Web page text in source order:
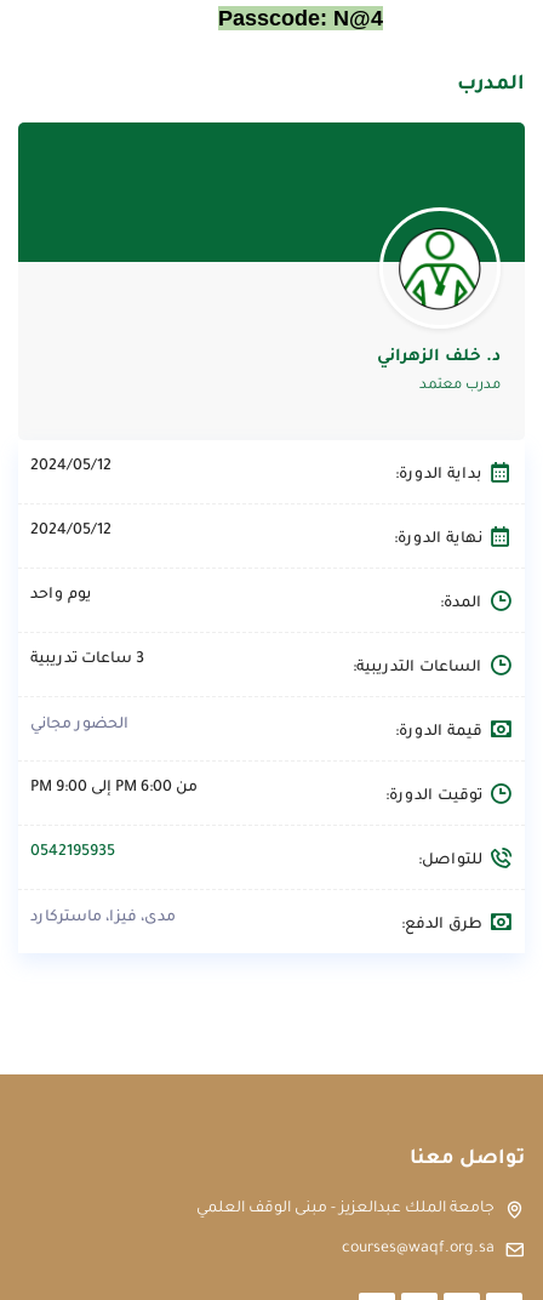
Passcode: N@4
المدرب
د. خلف الزهراني
مدرب معتمد
بداية الدورة: 2024/05/12
نهاية الدورة: 2024/05/12
المدة: يوم واحد
الساعات التدريبية: 3 ساعات تدريبية
قيمة الدورة: الحضور مجاني
توقيت الدورة: من 6:00 PM إلى 9:00 PM
للتواصل: 0542195935
طرق الدفع: مدى، فيزا، ماستركارد
تواصل معنا
جامعة الملك عبدالعزيز - مبنى الوقف العلمي
courses@waqf.org.sa